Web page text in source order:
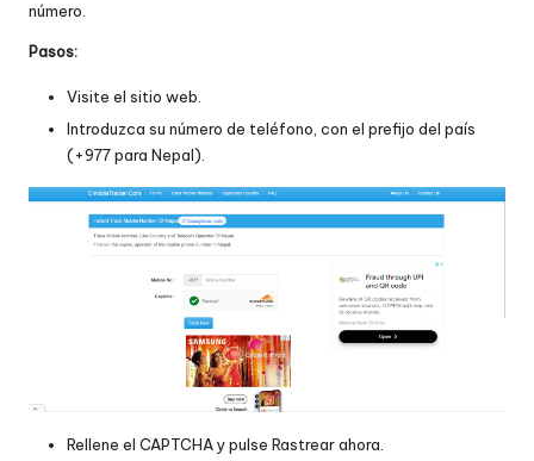
número.
Pasos:
Visite el sitio web.
Introduzca su número de teléfono, con el prefijo del país
(+977 para Nepal).
Rellene el CAPTCHA y pulse Rastrear ahora.